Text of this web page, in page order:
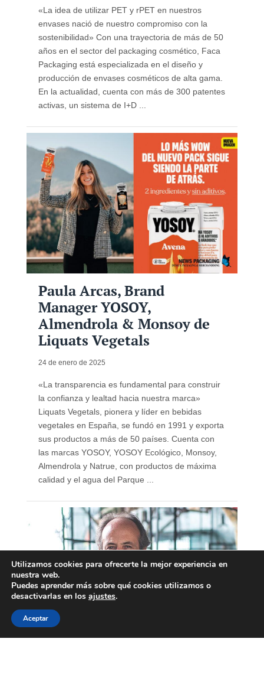
«La idea de utilizar PET y rPET en nuestros
envases nació de nuestro compromiso con la
sostenibilidad» Con una trayectoria de más de 50
años en el sector del packaging cosmético, Faca
Packaging está especializada en el diseño y
producción de envases cosméticos de alta gama.
En la actualidad, cuenta con más de 300 patentes
activas, un sistema de I+D ...
Paula Arcas, Brand
Manager YOSOY,
Almendrola & Monsoy de
Liquats Vegetals
24 de enero de 2025
«La transparencia es fundamental para construir
la confianza y lealtad hacia nuestra marca»
Liquats Vegetals, pionera y líder en bebidas
vegetales en España, se fundó en 1991 y exporta
sus productos a más de 50 países. Cuenta con
las marcas YOSOY, YOSOY Ecológico, Monsoy,
Almendrola y Natrue, con productos de máxima
calidad y el agua del Parque ...
Utilizamos cookies para ofrecerte la mejor experiencia en
nuestra web.
Puedes aprender más sobre qué cookies utilizamos o
desactivarlas en los ajustes.
Aceptar